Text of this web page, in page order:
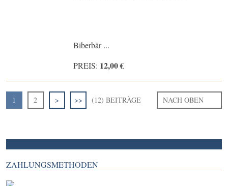
Biberbär ...
PREIS: 12,00 €
1 2 > >> (12) BEITRÄGE NACH OBEN
ZAHLUNGSMETHODEN